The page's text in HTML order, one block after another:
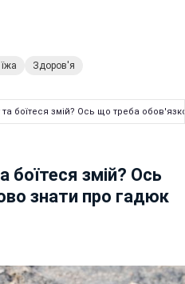
Здоров'я
боїтеся змій? Ось що треба
боїтеся змій? Ось
знати про гадюк